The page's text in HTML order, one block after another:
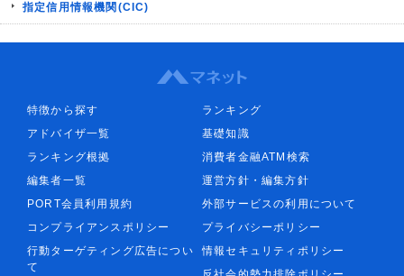
指定信用情報機関(CIC)
特徴から探す
ランキング
アドバイザ一覧
基礎知識
ランキング根拠
消費者金融ATM検索
編集者一覧
運営方針・編集方針
PORT会員利用規約
外部サービスの利用について
コンプライアンスポリシー
プライバシーポリシー
行動ターゲティング広告につい
て
情報セキュリティポリシー